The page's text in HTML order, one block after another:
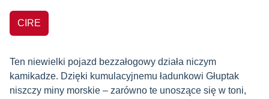
CIRE
Ten niewielki pojazd bezzałogowy działa niczym
kamikadze. Dzięki kumulacyjnemu ładunkowi Głuptak
niszczy miny morskie – zarówno te unoszące się w toni,